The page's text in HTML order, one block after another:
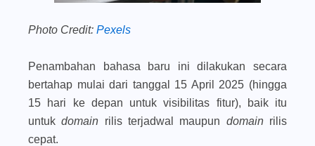
Photo Credit: Pexels
Penambahan bahasa baru ini dilakukan secara
bertahap mulai dari tanggal 15 April 2025 (hingga
15 hari ke depan untuk visibilitas fitur), baik itu
untukdomain rilis terjadwal maupun domain rilis
cepat.